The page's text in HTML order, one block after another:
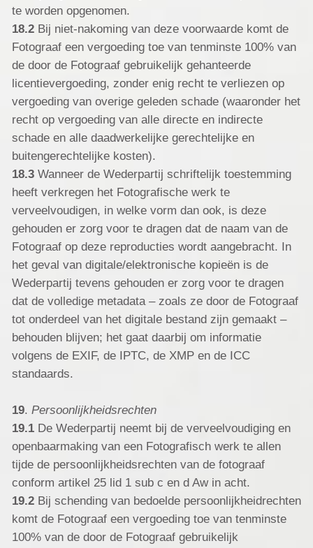
te worden opgenomen.
18.2Bij niet-nakoming van deze voorwaarde komt de
Fotograaf een vergoeding toe van tenminste 100% van
de door de Fotograaf gebruikelijk gehanteerde
licentievergoeding, zonder enig recht te verliezen op
vergoeding van overige geleden schade (waaronder het
recht op vergoeding van alle directe en indirecte
schade en alle daadwerkelijke gerechtelijke en
buitengerechtelijke kosten).
18.3Wanneer de Wederpartij schriftelijk toestemming
heeft verkregen het Fotografische werk te
verveelvoudigen, in welke vorm dan ook, is deze
gehouden er zorg voor te dragen dat de naam van de
Fotograaf op deze reproducties wordt aangebracht. In
het geval van digitale/elektronische kopieën is de
Wederpartij tevens gehouden er zorg voor te dragen
dat de volledige metadata – zoals ze door de Fotograaf
tot onderdeel van het digitale bestand zijn gemaakt –
behouden blijven; het gaat daarbij om informatie
volgens de EXIF, de IPTC, de XMPen de ICC
standaards.
19. Persoonlijkheidsrechten
19.1De Wederpartij neemt bij de verveelvoudiging en
openbaarmaking van een Fotografisch werk te allen
tijde de persoonlijkheidsrechten van de fotograaf
conform artikel 25 lid 1 sub c en d Aw in acht.
19.2Bij schending van bedoelde persoonlijkheidrechten
komt de Fotograaf een vergoeding toe van tenminste
100% van de door de Fotograaf gebruikelijk